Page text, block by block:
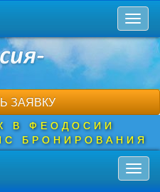
ЗАЯВКУ
В ФЕОДОСИИ
БРОНИРОВАНИЯ